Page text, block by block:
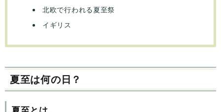
北欧で行われる夏至祭
イギリス
夏至は何の日？